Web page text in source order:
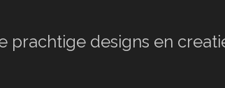
prachtige designs en